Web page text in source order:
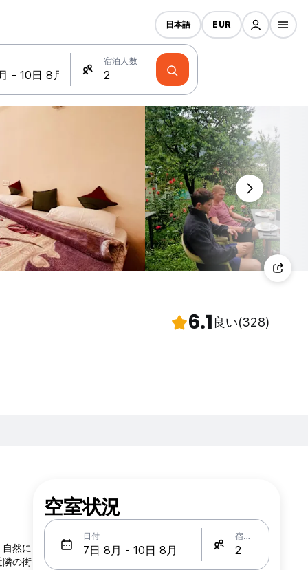
宿泊人数
日本語 EUR
6.1 良い(328)
然に
隣の街
空室状況
日付 宿泊人数